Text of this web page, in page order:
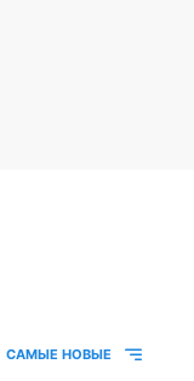
САМЫЕ НОВЫЕ